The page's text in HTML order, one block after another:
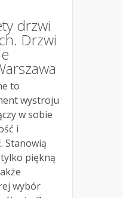
drzwi
Drzwi
to
wystroju
w sobie
i
Stanowią
piękną
wybór